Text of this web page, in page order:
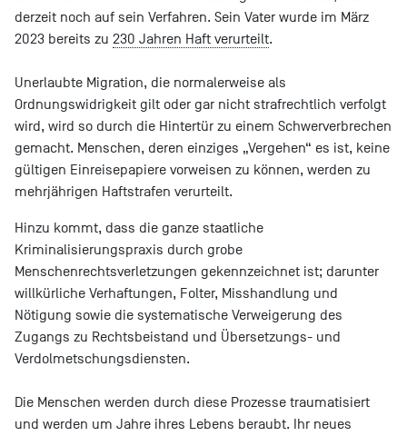
derzeit noch auf sein Verfahren. Sein Vater wurde im März
2023 bereits zu 230 Jahren Haft verurteilt.
Unerlaubte Migration, die normalerweise als
Ordnungswidrigkeit gilt oder gar nicht strafrechtlich verfolgt
wird, wird so durch die Hintertür zu einem Schwerverbrechen
gemacht. Menschen, deren einziges „Vergehen“ es ist, keine
gültigen Einreisepapiere vorweisen zu können, werden zu
mehrjährigen Haftstrafen verurteilt.
Hinzu kommt, dass die ganze staatliche
Kriminalisierungspraxis durch grobe
Menschenrechtsverletzungen gekennzeichnet ist; darunter
willkürliche Verhaftungen, Folter, Misshandlung und
Nötigung sowie die systematische Verweigerung des
Zugangs zu Rechtsbeistand und Übersetzungs- und
Verdolmetschungsdiensten.
Die Menschen werden durch diese Prozesse traumatisiert
und werden um Jahre ihres Lebens beraubt. Ihr neues